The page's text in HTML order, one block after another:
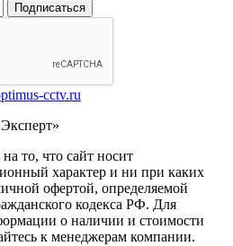
Подписаться
cctv.ru
то, что сайт носит
характер и ни при каких
офертой, определяемой
кодекса РФ. Для
о наличии и стоимости
к менеджерам компании.